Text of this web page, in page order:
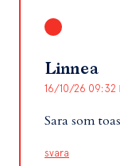
Linnea
16/10/26 09:32
Sara som
svara